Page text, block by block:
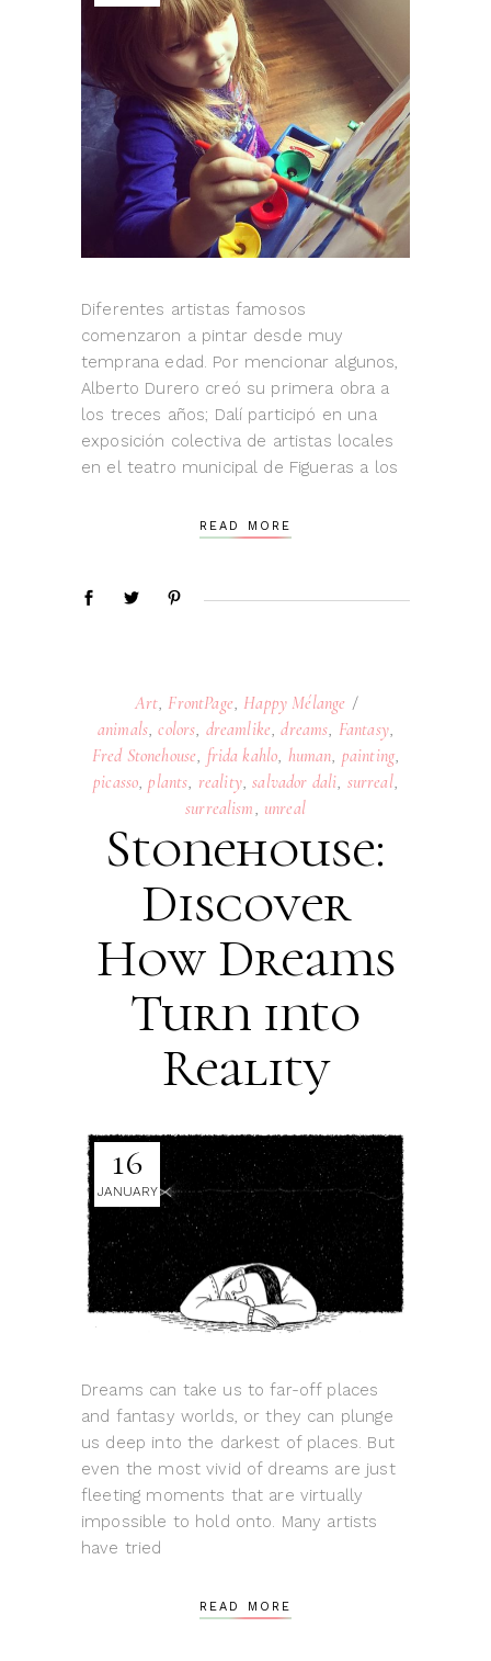
Diferentes artistas famosos
comenzaron a pintar desde muy
temprana edad. Por mencionar algunos,
Alberto Durero creó su primera obra a
los treces años; Dalí participó en una
exposición colectiva de artistas locales
en el teatro municipal de Figueras a los
READ MORE
Art FrontPage Happy Mélange
animals ,colors dreamlike ,dreams Fantasy,
Fred Stonehouse frida kahlo human painting
picasso ,plants reality,salvador dali surreal,
surrealism unreal
Stonehouse:
Discover
How Dreams
Turn into
Reality
16
JANUARY
Dreams can take us to far-off places
and fantasy worlds, or they can plunge
us deep into the darkest of places. But
even the most vivid of dreams are just
fleeting moments that are virtually
impossible to hold onto. Many artists
have tried
READ MORE